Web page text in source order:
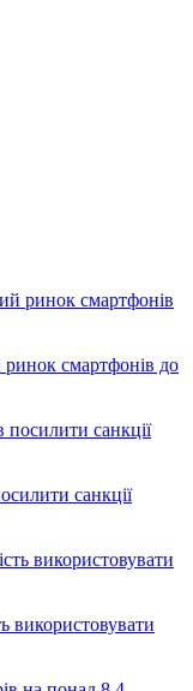
ринок смартфонів до
санкції
використовувати